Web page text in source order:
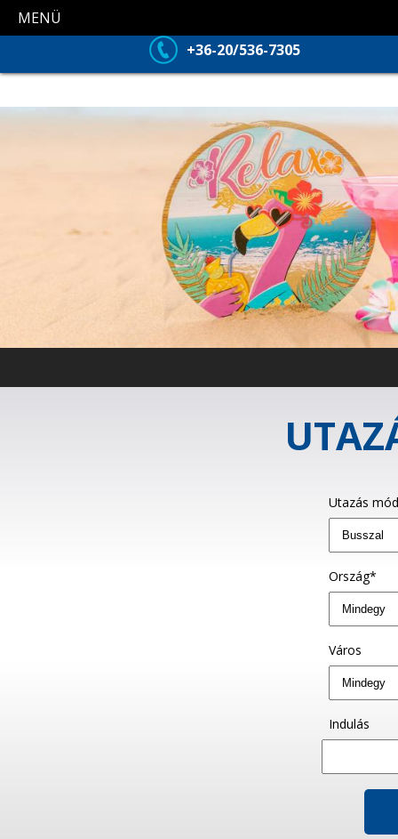
MENÜ
+36-20/536-7305
Utazás
Ország*
Város
Indulás